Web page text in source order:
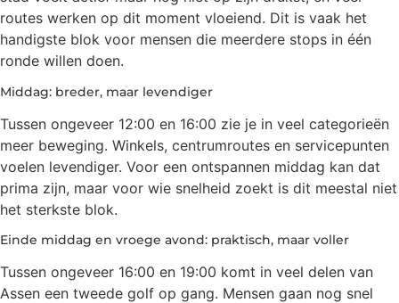
routes werken op dit moment vloeiend. Dit is vaak het
handigste blok voor mensen die meerdere stops in één
ronde willen doen.
Middag: breder, maar levendiger
Tussen ongeveer 12:00 en 16:00 zie je in veel categorieën
meer beweging. Winkels, centrumroutes en servicepunten
voelen levendiger. Voor een ontspannen middag kan dat
prima zijn, maar voor wie snelheid zoekt is dit meestal niet
het sterkste blok.
Einde middag en vroege avond: praktisch, maar voller
Tussen ongeveer 16:00 en 19:00 komt in veel delen van
Assen een tweede golf op gang. Mensen gaan nog snel